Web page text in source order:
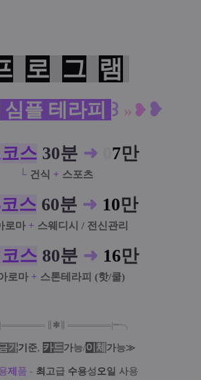
로 그 램
심플 테라피 ꒱ » ❥ ❥
스 30분 ➜ 7만
└ 건식 + 스포츠
스 60분 ➜ 10만
로마 + 스웨디시 / 전신관리
스 80분 ➜ 16만
로마 + 스톤테라피 (핫/쿨)
═══════ ✱ ═══════|╾╮
금가기 준, 카드 가능/이 체 가능≫
제 품 - 최 고 급 수용성 오 일 사용